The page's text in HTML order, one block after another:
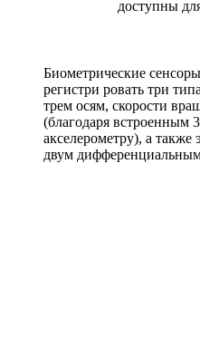
доступны
Биометрические
регистри ровать три
трем осям, скорости
(благодаря встроенным
акселерометру), а
двум